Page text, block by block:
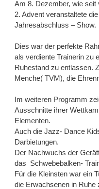
Am 8. Dezember, wie
2. Advent veranstaltete
Jahresabschluss – Show.
Dies war der perfekte
als verdiente Trainerin zu
Ruhestand zu entlassen.
Menche( TVM), die
Im weiteren Programm
Ausschnitte ihrer
Elementen.
Auch die Jazz- Dance
Darbietungen.
Der Nachwuchs der
das Schwebebalken-
Für die Kleinsten war ein
die Erwachsenen in Ruhe